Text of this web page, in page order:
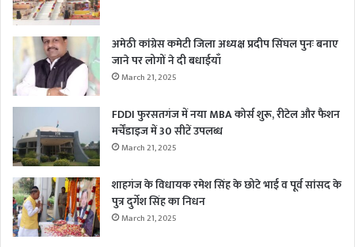
अमेठी कांग्रेस कमेटी जिला अध्यक्ष प्रदीप सिंघल पुनः बनाए
जाने पर लोगों ने दी बधाईयाँ
March 21, 2025
FDDI फुरसतगंज में नया MBA कोर्स शुरू, रीटेल और फैशन
मर्चेंडाइज में 30 सीटें उपलब्ध
March 21, 2025
शाहगंज के विधायक रमेश सिंह के छोटे भाई व पूर्व सांसद के
पुत्र दुर्गेश सिंह का निधन
March 21, 2025